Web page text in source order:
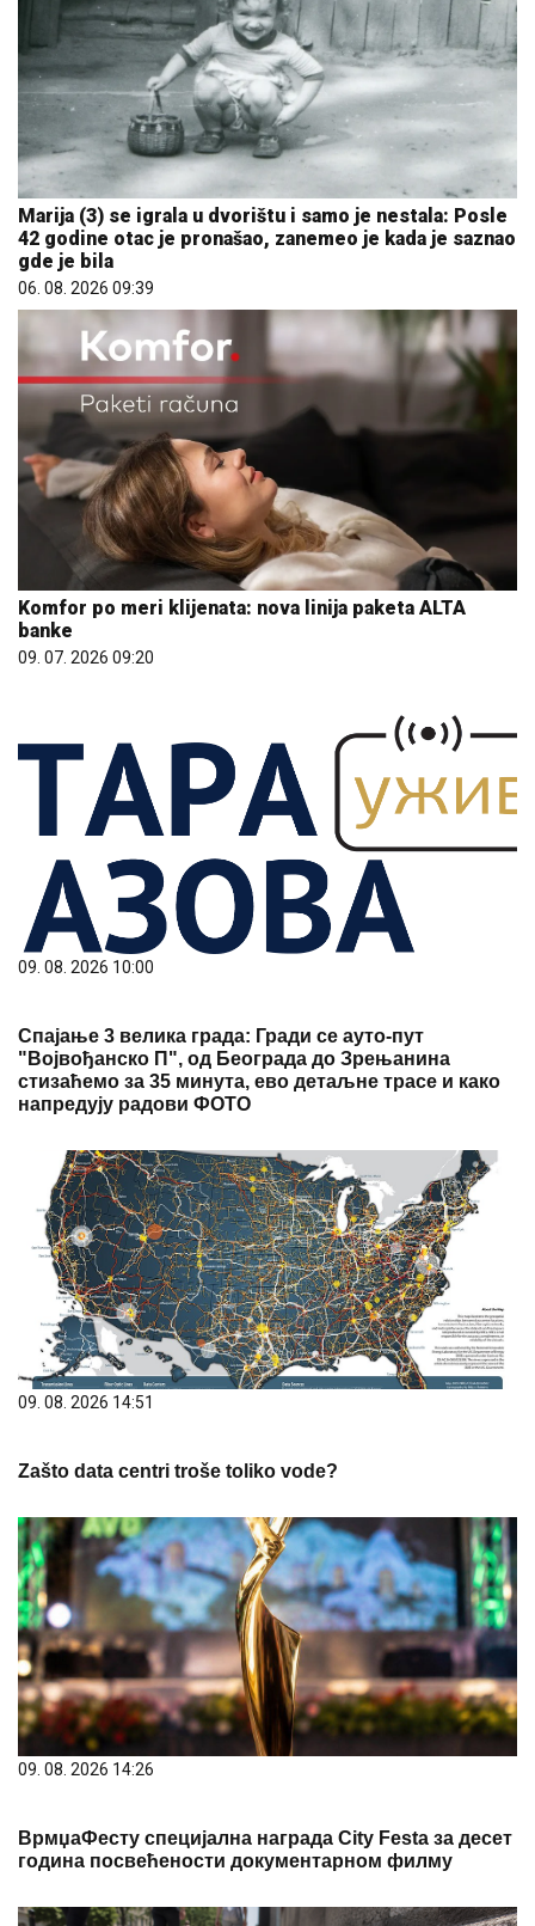
Marija (3) se igrala u dvorištu i samo je nestala: Posle
42 godine otac je pronašao, zanemeo je kada je saznao
gde je bila
06. 08. 2026 09:39
Komfor po meri klijenata: nova linija paketa ALTA
banke
09. 07. 2026 09:20
09. 08. 2026 10:00
Спајање 3 велика града: Гради се ауто-пут
"Војвођанско П", од Београда до Зрењанина
стизаћемо за 35 минута, ево детаљне трасе и како
напредују радови ФОТО
09. 08. 2026 14:51
Zašto data centri troše toliko vode?
09. 08. 2026 14:26
ВрмџаФесту специјална награда City Festa за десет
година посвећености документарном филму